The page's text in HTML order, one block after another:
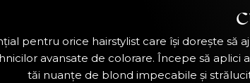
pentru orice hairstylist care își dorește să
avansate de colorare. Începe să
tăi nuanțe de blond impecabile și